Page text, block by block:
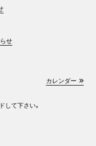
せ
カレンダー
して下さい。